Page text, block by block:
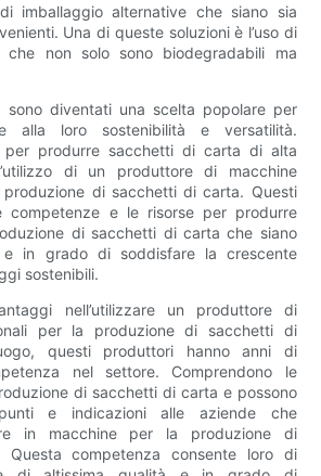
imballaggio alternative che siano sia
Una di queste soluzioni è l’uso di
non solo sono biodegradabili ma
diventati una scelta popolare per
alla loro sostenibilità e versatilità.
per produrre sacchetti di carta di alta
di un produttore di macchine
produzione di sacchetti di carta. Questi
competenze e le risorse per produrre
di sacchetti di carta che siano
e in grado di soddisfare la crescente
sostenibili.
nell’utilizzare un produttore di
per la produzione di sacchetti di
questi produttori hanno anni di
nel settore. Comprendono le
di sacchetti di carta e possono
e indicazioni alle aziende che
in macchine per la produzione di
competenza consente loro di